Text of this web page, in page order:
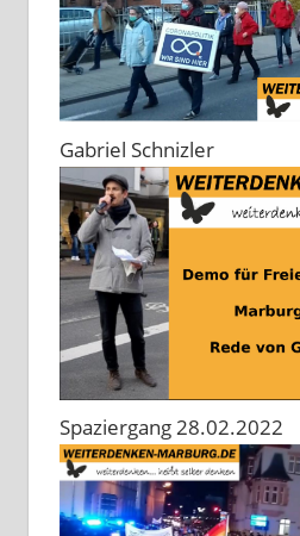
Gabriel Schnizler
Spaziergang 28.02.2022